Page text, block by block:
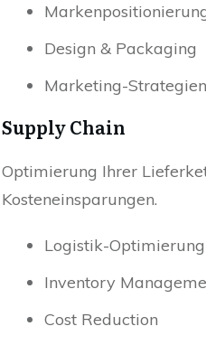
Design & Packaging
Marketing-Strategien
Supply Chain
Optimierung Ihrer
Kosteneinsparungen.
Logistik-Optimierung
Inventory
Cost Reduction